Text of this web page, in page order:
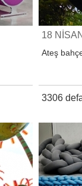
18 NİSAN
Ateş
3306